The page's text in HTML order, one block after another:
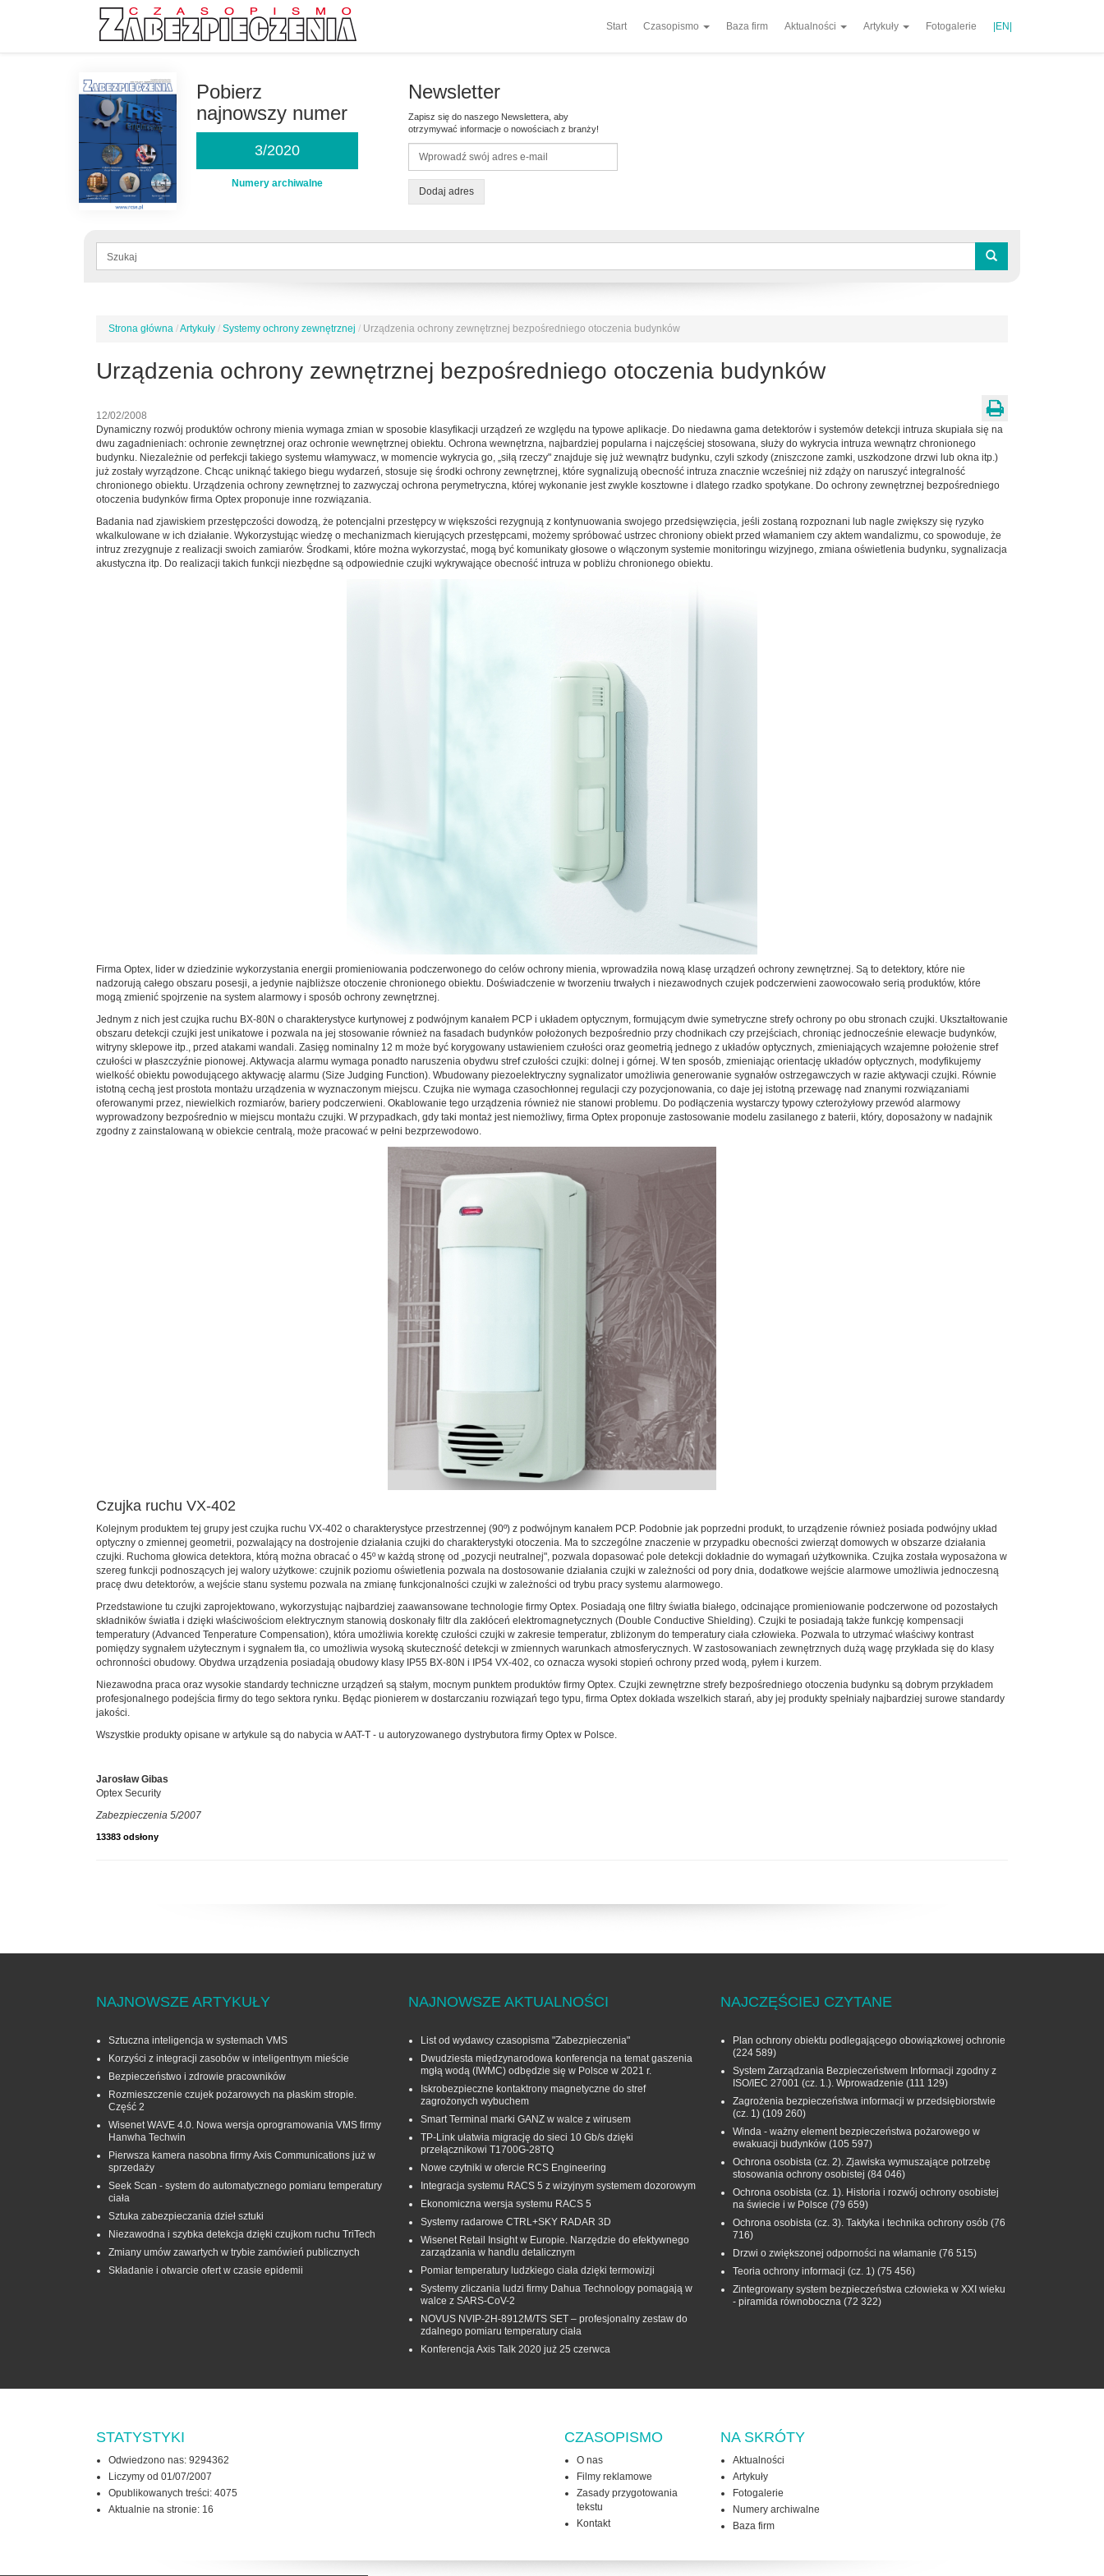
Start Czasopismo Baza firm Aktualności Artykuły Fotogalerie |EN|
Pobierz
najnowszy numer
3/2020
Numery archiwalne
Newsletter
Zapisz się do naszego Newslettera, aby
otrzymywać informacje o nowościach z branży!
Dodaj adres
Formularz
Jesteś
Strona główna /Artykuły / Systemy ochrony zewnętrznej / Urządzenia ochrony zewnętrznej bezpośredniego otoczenia budynków
Urządzenia ochrony zewnętrznej bezpośredniego otoczenia budynków
12/02/2008
Dynamiczny rozwój produktów ochrony mienia wymaga zmian w sposobie klasyfikacji urządzeń ze względu na typowe aplikacje. Do niedawna gama detektorów i systemów detekcji intruza skupiała się na
dwu zagadnieniach: ochronie zewnętrznej oraz ochronie wewnętrznej obiektu. Ochrona wewnętrzna, najbardziej popularna i najczęściej stosowana, służy do wykrycia intruza wewnątrz chronionego
budynku. Niezależnie od perfekcji takiego systemu włamywacz, w momencie wykrycia go, „siłą rzeczy" znajduje się już wewnątrz budynku, czyli szkody (zniszczone zamki, uszkodzone drzwi lub okna itp.)
już zostały wyrządzone. Chcąc uniknąć takiego biegu wydarzeń, stosuje się środki ochrony zewnętrznej, które sygnalizują obecność intruza znacznie wcześniej niż zdąży on naruszyć integralność
chronionego obiektu. Urządzenia ochrony zewnętrznej to zazwyczaj ochrona perymetryczna, której wykonanie jest zwykle kosztowne i dlatego rzadko spotykane. Do ochrony zewnętrznej bezpośredniego
otoczenia budynków firma Optex proponuje inne rozwiązania.
Badania nad zjawiskiem przestępczości dowodzą, że potencjalni przestępcy w większości rezygnują z kontynuowania swojego przedsięwzięcia, jeśli zostaną rozpoznani lub nagle zwiększy się ryzyko
wkalkulowane w ich działanie. Wykorzystując wiedzę o mechanizmach kierujących przestępcami, możemy spróbować ustrzec chroniony obiekt przed włamaniem czy aktem wandalizmu, co spowoduje, że
intruz zrezygnuje z realizacji swoich zamiarów. Środkami, które można wykorzystać, mogą być komunikaty głosowe o włączonym systemie monitoringu wizyjnego, zmiana oświetlenia budynku, sygnalizacja
akustyczna itp. Do realizacji takich funkcji niezbędne są odpowiednie czujki wykrywające obecność intruza w pobliżu chronionego obiektu.
Firma Optex, lider w dziedzinie wykorzystania energii promieniowania podczerwonego do celów ochrony mienia, wprowadziła nową klasę urządzeń ochrony zewnętrznej. Są to detektory, które nie
nadzorują całego obszaru posesji, a jedynie najbliższe otoczenie chronionego obiektu. Doświadczenie w tworzeniu trwałych i niezawodnych czujek podczerwieni zaowocowało serią produktów, które
mogą zmienić spojrzenie na system alarmowy i sposób ochrony zewnętrznej.
Jednym z nich jest czujka ruchu BX-80N o charakterystyce kurtynowej z podwójnym kanałem PCP i układem optycznym, formującym dwie symetryczne strefy ochrony po obu stronach czujki. Ukształtowanie
obszaru detekcji czujki jest unikatowe i pozwala na jej stosowanie również na fasadach budynków położonych bezpośrednio przy chodnikach czy przejściach, chroniąc jednocześnie elewacje budynków,
witryny sklepowe itp., przed atakami wandali. Zasięg nominalny 12 m może być korygowany ustawieniem czułości oraz geometrią jednego z układów optycznych, zmieniających wzajemne położenie stref
czułości w płaszczyźnie pionowej. Aktywacja alarmu wymaga ponadto naruszenia obydwu stref czułości czujki: dolnej i górnej. W ten sposób, zmieniając orientację układów optycznych, modyfikujemy
wielkość obiektu powodującego aktywację alarmu (Size Judging Function). Wbudowany piezoelektryczny sygnalizator umożliwia generowanie sygnałów ostrzegawczych w razie aktywacji czujki. Równie
istotną cechą jest prostota montażu urządzenia w wyznaczonym miejscu. Czujka nie wymaga czasochłonnej regulacji czy pozycjonowania, co daje jej istotną przewagę nad znanymi rozwiązaniami
oferowanymi przez, niewielkich rozmiarów, bariery podczerwieni. Okablowanie tego urządzenia również nie stanowi problemu. Do podłączenia wystarczy typowy czterożyłowy przewód alarmowy
wyprowadzony bezpośrednio w miejscu montażu czujki. W przypadkach, gdy taki montaż jest niemożliwy, firma Optex proponuje zastosowanie modelu zasilanego z baterii, który, doposażony w nadajnik
zgodny z zainstalowaną w obiekcie centralą, może pracować w pełni bezprzewodowo.
Czujka ruchu VX-402
Kolejnym produktem tej grupy jest czujka ruchu VX-402 o charakterystyce przestrzennej (90º) z podwójnym kanałem PCP. Podobnie jak poprzedni produkt, to urządzenie również posiada podwójny układ
optyczny o zmiennej geometrii, pozwalający na dostrojenie działania czujki do charakterystyki otoczenia. Ma to szczególne znaczenie w przypadku obecności zwierząt domowych w obszarze działania
czujki. Ruchoma głowica detektora, którą można obracać o 45º w każdą stronę od „pozycji neutralnej", pozwala dopasować pole detekcji dokładnie do wymagań użytkownika. Czujka została wyposażona w
szereg funkcji podnoszących jej walory użytkowe: czujnik poziomu oświetlenia pozwala na dostosowanie działania czujki w zależności od pory dnia, dodatkowe wejście alarmowe umożliwia jednoczesną
pracę dwu detektorów, a wejście stanu systemu pozwala na zmianę funkcjonalności czujki w zależności od trybu pracy systemu alarmowego.
Przedstawione tu czujki zaprojektowano, wykorzystując najbardziej zaawansowane technologie firmy Optex. Posiadają one filtry światła białego, odcinające promieniowanie podczerwone od pozostałych
składników światła i dzięki właściwościom elektrycznym stanowią doskonały filtr dla zakłóceń elektromagnetycznych (Double Conductive Shielding). Czujki te posiadają także funkcję kompensacji
temperatury (Advanced Tenperature Compensation), która umożliwia korektę czułości czujki w zakresie temperatur, zbliżonym do temperatury ciała człowieka. Pozwala to utrzymać właściwy kontrast
pomiędzy sygnałem użytecznym i sygnałem tła, co umożliwia wysoką skuteczność detekcji w zmiennych warunkach atmosferycznych. W zastosowaniach zewnętrznych dużą wagę przykłada się do klasy
ochronności obudowy. Obydwa urządzenia posiadają obudowy klasy IP55 BX-80N i IP54 VX-402, co oznacza wysoki stopień ochrony przed wodą, pyłem i kurzem.
Niezawodna praca oraz wysokie standardy techniczne urządzeń są stałym, mocnym punktem produktów firmy Optex. Czujki zewnętrzne strefy bezpośredniego otoczenia budynku są dobrym przykładem
profesjonalnego podejścia firmy do tego sektora rynku. Będąc pionierem w dostarczaniu rozwiązań tego typu, firma Optex dokłada wszelkich starań, aby jej produkty spełniały najbardziej surowe standardy
jakości.
Wszystkie produkty opisane w artykule są do nabycia w AAT-T - u autoryzowanego dystrybutora firmy Optex w Polsce.
Jarosław Gibas
Optex Security
Zabezpieczenia 5/2007
13383 odsłony
NAJNOWSZE ARTYKUŁY
Sztuczna inteligencja w systemach VMS
Korzyści z integracji zasobów w inteligentnym mieście
Bezpieczeństwo i zdrowie pracowników
Rozmieszczenie czujek pożarowych na płaskim stropie.
Część 2
Wisenet WAVE 4.0. Nowa wersja oprogramowania VMS firmy
Hanwha Techwin
Pierwsza kamera nasobna firmy Axis Communications już w
sprzedaży
Seek Scan - system do automatycznego pomiaru temperatury
ciała
Sztuka zabezpieczania dzieł sztuki
Niezawodna i szybka detekcja dzięki czujkom ruchu TriTech
Zmiany umów zawartych w trybie zamówień publicznych
Składanie i otwarcie ofert w czasie epidemii
NAJNOWSZE AKTUALNOŚCI
List od wydawcy czasopisma "Zabezpieczenia"
Dwudziesta międzynarodowa konferencja na temat gaszenia
mgłą wodą (IWMC) odbędzie się w Polsce w 2021 r.
Iskrobezpieczne kontaktrony magnetyczne do stref
zagrożonych wybuchem
Smart Terminal marki GANZ w walce z wirusem
TP-Link ułatwia migrację do sieci 10 Gb/s dzięki
przełącznikowi T1700G‑28TQ
Nowe czytniki w ofercie RCS Engineering
Integracja systemu RACS 5 z wizyjnym systemem dozorowym
Ekonomiczna wersja systemu RACS 5
Systemy radarowe CTRL+SKY RADAR 3D
Wisenet Retail Insight w Europie. Narzędzie do efektywnego
zarządzania w handlu detalicznym
Pomiar temperatury ludzkiego ciała dzięki termowizji
Systemy zliczania ludzi firmy Dahua Technology pomagają w
walce z SARS-CoV-2
NOVUS NVIP-2H-8912M/TS SET – profesjonalny zestaw do
zdalnego pomiaru temperatury ciała
Konferencja Axis Talk 2020 już 25 czerwca
NAJCZĘŚCIEJ CZYTANE
Plan ochrony obiektu podlegającego obowiązkowej ochronie
(224 589)
System Zarządzania Bezpieczeństwem Informacji zgodny z
ISO/IEC 27001 (cz. 1.). Wprowadzenie (111 129)
Zagrożenia bezpieczeństwa informacji w przedsiębiorstwie
(cz. 1) (109 260)
Winda - ważny element bezpieczeństwa pożarowego w
ewakuacji budynków (105 597)
Ochrona osobista (cz. 2). Zjawiska wymuszające potrzebę
stosowania ochrony osobistej (84 046)
Ochrona osobista (cz. 1). Historia i rozwój ochrony osobistej
na świecie i w Polsce (79 659)
Ochrona osobista (cz. 3). Taktyka i technika ochrony osób (76
716)
Drzwi o zwiększonej odporności na włamanie (76 515)
Teoria ochrony informacji (cz. 1) (75 456)
Zintegrowany system bezpieczeństwa człowieka w XXI wieku
- piramida równoboczna (72 322)
STATYSTYKI
Odwiedzono nas: 9294362
Liczymy od 01/07/2007
Opublikowanych treści: 4075
Aktualnie na stronie: 16
CZASOPISMO
O nas
Filmy reklamowe
Zasady przygotowania
tekstu
Kontakt
NA SKRÓTY
Aktualności
Artykuły
Fotogalerie
Numery archiwalne
Baza firm